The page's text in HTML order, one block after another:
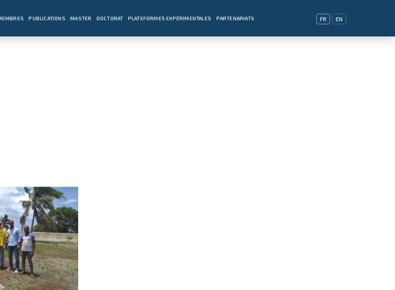
PUBLICATIONS MASTER DOCTORAT PLATEFORMES EXPÉRIMENTALES PARTENARIATS FR EN